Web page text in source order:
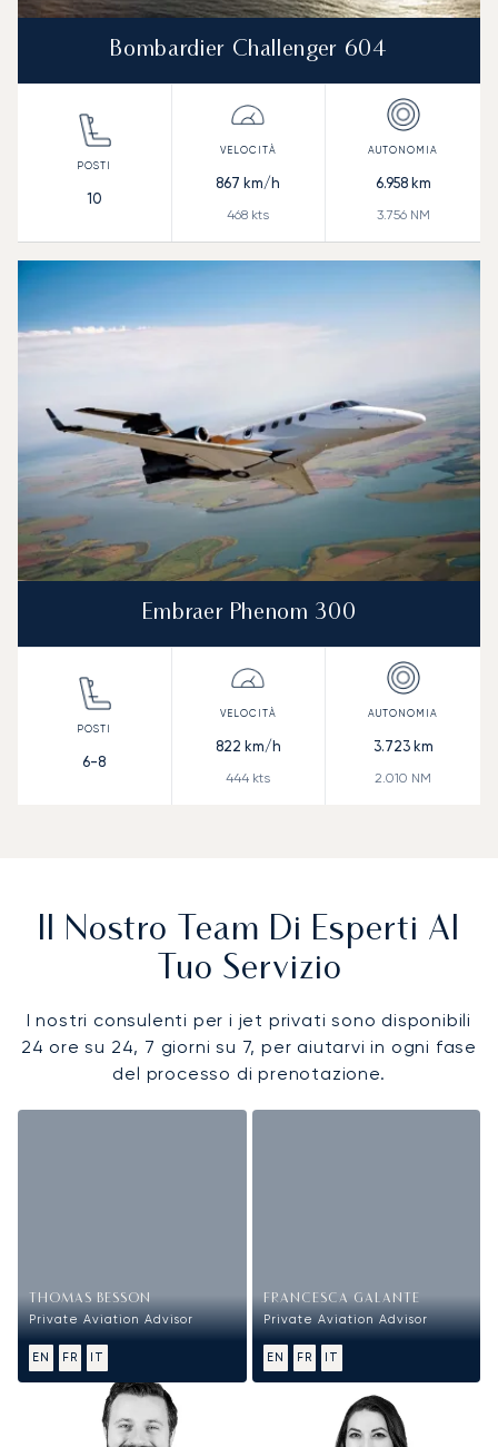
Bombardier Challenger 604
10
867 km/h
468 kts
6.958km
3.756NM
Embraer Phenom 300
6-8
822 km/h
444 kts
3.723km
2.010 NM
Il Nostro Team Di Esperti Al
Tuo Servizio
I nostri consulenti per i jet privati sono disponibili
24 ore su 24, 7 giorni su 7, per aiutarvi in ogni fase
del processo di prenotazione.
THOMAS BESSON
Private Aviation Advisor
EN FR IT
FRANCESCA GALANTE
Private Aviation Advisor
EN FR IT